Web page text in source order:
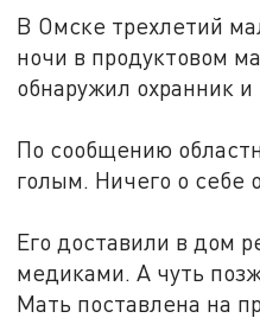
В Омске трехлетий
ночи в продуктовом
обнаружил охранник
По сообщению
голым. Ничего о себе
Его доставили в дом
медиками. А чуть
Мать поставлена на